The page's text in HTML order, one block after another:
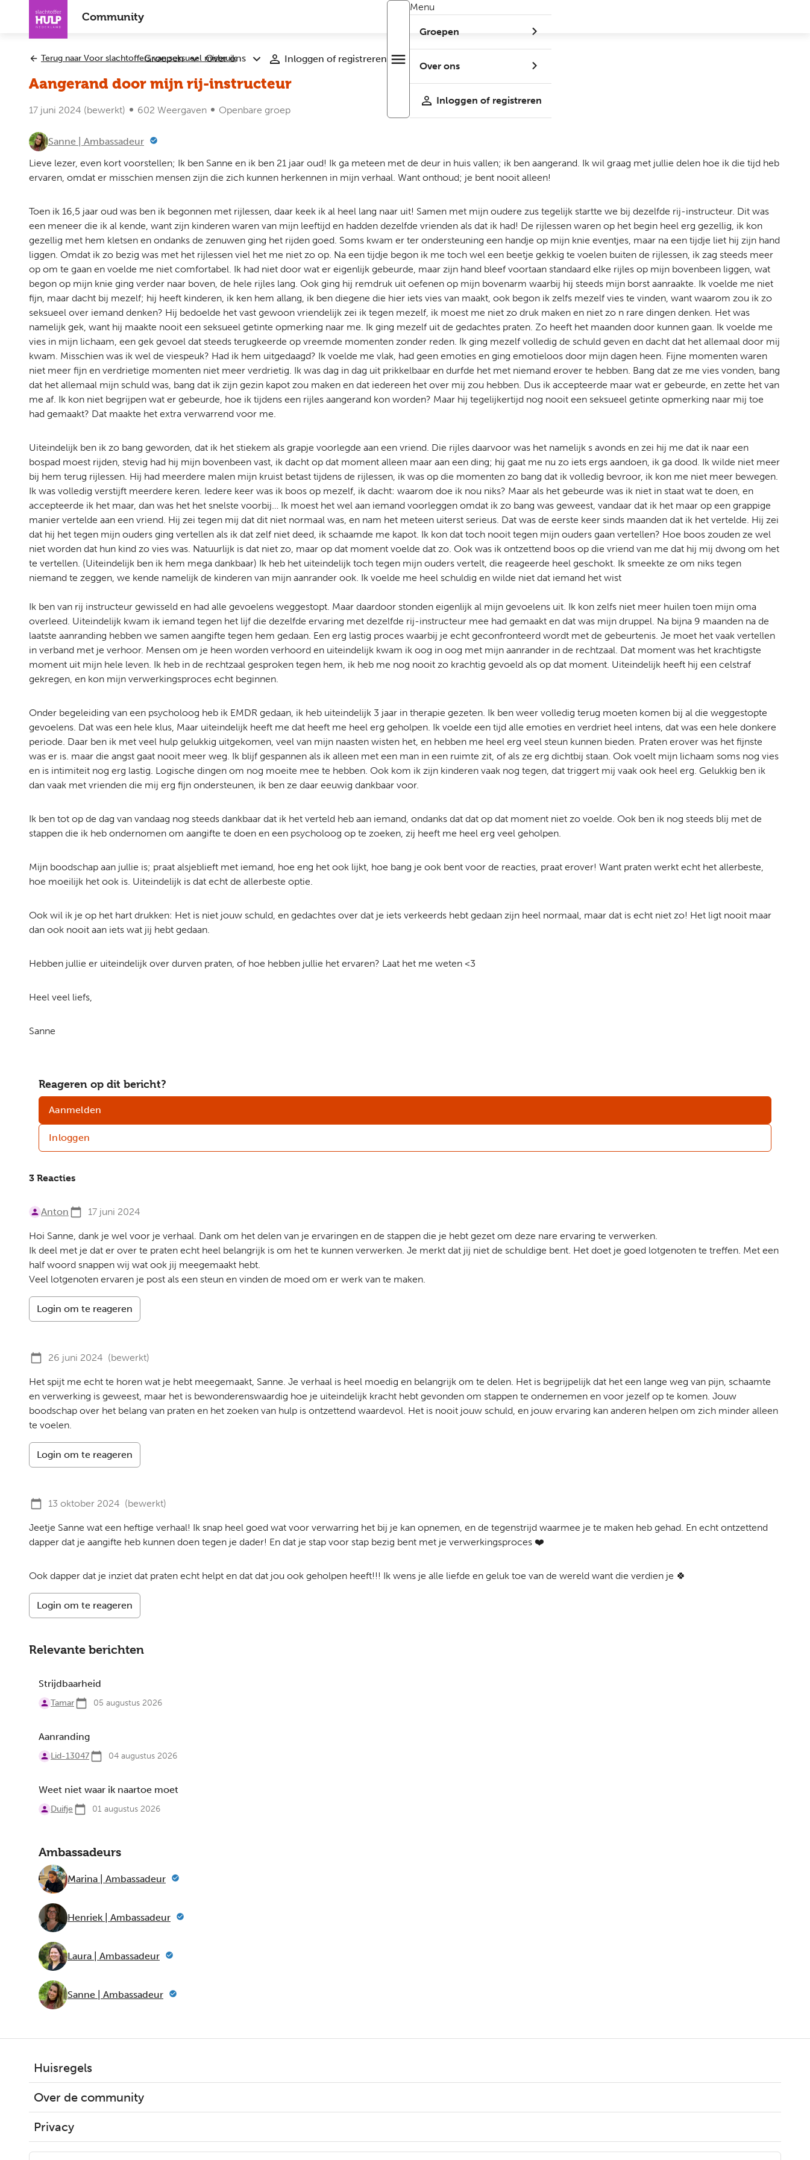
Overslaan
Community
Groepen Submenu
Over ons
Submenu
ons
Inloggen of registreren Open
Menu
Groepen
Groepen
Over ons
Over
Inloggen of registreren
Terug naar Voor slachtoffers van seksueel misbruik
Aangerand door mijn rij-instructeur
17 juni 2024 (bewerkt) 602 Weergaven Openbare groep
Sanne | Ambassadeur
Lieve lezer, even kort voorstellen; Ik ben Sanne en ik ben 21 jaar oud! Ik ga meteen met de deur in huis vallen; ik ben aangerand. Ik wil graag met jullie delen hoe ik die tijd heb
ervaren, omdat er misschien mensen zijn die zich kunnen herkennen in mijn verhaal. Want onthoud; je bent nooit alleen!
Toen ik 16,5 jaar oud was ben ik begonnen met rijlessen, daar keek ik al heel lang naar uit! Samen met mijn oudere zus tegelijk startte we bij dezelfde rij-instructeur. Dit was
een meneer die ik al kende, want zijn kinderen waren van mijn leeftijd en hadden dezelfde vrienden als dat ik had! De rijlessen waren op het begin heel erg gezellig, ik kon
gezellig met hem kletsen en ondanks de zenuwen ging het rijden goed. Soms kwam er ter ondersteuning een handje op mijn knie eventjes, maar na een tijdje liet hij zijn hand
liggen. Omdat ik zo bezig was met het rijlessen viel het me niet zo op. Na een tijdje begon ik me toch wel een beetje gekkig te voelen buiten de rijlessen, ik zag steeds meer
op om te gaan en voelde me niet comfortabel. Ik had niet door wat er eigenlijk gebeurde, maar zijn hand bleef voortaan standaard elke rijles op mijn bovenbeen liggen, wat
begon op mijn knie ging verder naar boven, de hele rijles lang. Ook ging hij remdruk uit oefenen op mijn bovenarm waarbij hij steeds mijn borst aanraakte. Ik voelde me niet
fijn, maar dacht bij mezelf; hij heeft kinderen, ik ken hem allang, ik ben diegene die hier iets vies van maakt, ook begon ik zelfs mezelf vies te vinden, want waarom zou ik zo
seksueel over iemand denken? Hij bedoelde het vast gewoon vriendelijk zei ik tegen mezelf, ik moest me niet zo druk maken en niet zo n rare dingen denken. Het was
namelijk gek, want hij maakte nooit een seksueel getinte opmerking naar me. Ik ging mezelf uit de gedachtes praten. Zo heeft het maanden door kunnen gaan. Ik voelde me
vies in mijn lichaam, een gek gevoel dat steeds terugkeerde op vreemde momenten zonder reden. Ik ging mezelf volledig de schuld geven en dacht dat het allemaal door mij
kwam. Misschien was ik wel de viespeuk? Had ik hem uitgedaagd? Ik voelde me vlak, had geen emoties en ging emotieloos door mijn dagen heen. Fijne momenten waren
niet meer fijn en verdrietige momenten niet meer verdrietig. Ik was dag in dag uit prikkelbaar en durfde het met niemand erover te hebben. Bang dat ze me vies vonden, bang
dat het allemaal mijn schuld was, bang dat ik zijn gezin kapot zou maken en dat iedereen het over mij zou hebben. Dus ik accepteerde maar wat er gebeurde, en zette het van
me af. Ik kon niet begrijpen wat er gebeurde, hoe ik tijdens een rijles aangerand kon worden? Maar hij tegelijkertijd nog nooit een seksueel getinte opmerking naar mij toe
had gemaakt? Dat maakte het extra verwarrend voor me.
Uiteindelijk ben ik zo bang geworden, dat ik het stiekem als grapje voorlegde aan een vriend. Die rijles daarvoor was het namelijk s avonds en zei hij me dat ik naar een
bospad moest rijden, stevig had hij mijn bovenbeen vast, ik dacht op dat moment alleen maar aan een ding; hij gaat me nu zo iets ergs aandoen, ik ga dood. Ik wilde niet meer
bij hem terug rijlessen. Hij had meerdere malen mijn kruist betast tijdens de rijlessen, ik was op die momenten zo bang dat ik volledig bevroor, ik kon me niet meer bewegen.
Ik was volledig verstijft meerdere keren. Iedere keer was ik boos op mezelf, ik dacht: waarom doe ik nou niks? Maar als het gebeurde was ik niet in staat wat te doen, en
accepteerde ik het maar, dan was het het snelste voorbij… Ik moest het wel aan iemand voorleggen omdat ik zo bang was geweest, vandaar dat ik het maar op een grappige
manier vertelde aan een vriend. Hij zei tegen mij dat dit niet normaal was, en nam het meteen uiterst serieus. Dat was de eerste keer sinds maanden dat ik het vertelde. Hij zei
dat hij het tegen mijn ouders ging vertellen als ik dat zelf niet deed, ik schaamde me kapot. Ik kon dat toch nooit tegen mijn ouders gaan vertellen? Hoe boos zouden ze wel
niet worden dat hun kind zo vies was. Natuurlijk is dat niet zo, maar op dat moment voelde dat zo. Ook was ik ontzettend boos op die vriend van me dat hij mij dwong om het
te vertellen. (Uiteindelijk ben ik hem mega dankbaar) Ik heb het uiteindelijk toch tegen mijn ouders vertelt, die reageerde heel geschokt. Ik smeekte ze om niks tegen
niemand te zeggen, we kende namelijk de kinderen van mijn aanrander ook. Ik voelde me heel schuldig en wilde niet dat iemand het wist
Ik ben van rij instructeur gewisseld en had alle gevoelens weggestopt. Maar daardoor stonden eigenlijk al mijn gevoelens uit. Ik kon zelfs niet meer huilen toen mijn oma
overleed. Uiteindelijk kwam ik iemand tegen het lijf die dezelfde ervaring met dezelfde rij-instructeur mee had gemaakt en dat was mijn druppel. Na bijna 9 maanden na de
laatste aanranding hebben we samen aangifte tegen hem gedaan. Een erg lastig proces waarbij je echt geconfronteerd wordt met de gebeurtenis. Je moet het vaak vertellen
in verband met je verhoor. Mensen om je heen worden verhoord en uiteindelijk kwam ik oog in oog met mijn aanrander in de rechtzaal. Dat moment was het krachtigste
moment uit mijn hele leven. Ik heb in de rechtzaal gesproken tegen hem, ik heb me nog nooit zo krachtig gevoeld als op dat moment. Uiteindelijk heeft hij een celstraf
gekregen, en kon mijn verwerkingsproces echt beginnen.
Onder begeleiding van een psycholoog heb ik EMDR gedaan, ik heb uiteindelijk 3 jaar in therapie gezeten. Ik ben weer volledig terug moeten komen bij al die weggestopte
gevoelens. Dat was een hele klus, Maar uiteindelijk heeft me dat heeft me heel erg geholpen. Ik voelde een tijd alle emoties en verdriet heel intens, dat was een hele donkere
periode. Daar ben ik met veel hulp gelukkig uitgekomen, veel van mijn naasten wisten het, en hebben me heel erg veel steun kunnen bieden. Praten erover was het fijnste
was er is. maar die angst gaat nooit meer weg. Ik blijf gespannen als ik alleen met een man in een ruimte zit, of als ze erg dichtbij staan. Ook voelt mijn lichaam soms nog vies
en is intimiteit nog erg lastig. Logische dingen om nog moeite mee te hebben. Ook kom ik zijn kinderen vaak nog tegen, dat triggert mij vaak ook heel erg. Gelukkig ben ik
dan vaak met vrienden die mij erg fijn ondersteunen, ik ben ze daar eeuwig dankbaar voor.
Ik ben tot op de dag van vandaag nog steeds dankbaar dat ik het verteld heb aan iemand, ondanks dat dat op dat moment niet zo voelde. Ook ben ik nog steeds blij met de
stappen die ik heb ondernomen om aangifte te doen en een psycholoog op te zoeken, zij heeft me heel erg veel geholpen.
Mijn boodschap aan jullie is; praat alsjeblieft met iemand, hoe eng het ook lijkt, hoe bang je ook bent voor de reacties, praat erover! Want praten werkt echt het allerbeste,
hoe moeilijk het ook is. Uiteindelijk is dat echt de allerbeste optie.
Ook wil ik je op het hart drukken: Het is niet jouw schuld, en gedachtes over dat je iets verkeerds hebt gedaan zijn heel normaal, maar dat is echt niet zo! Het ligt nooit maar
dan ook nooit aan iets wat jij hebt gedaan.
Hebben jullie er uiteindelijk over durven praten, of hoe hebben jullie het ervaren? Laat het me weten <3
Heel veel liefs,
Sanne
Reageren op dit bericht?
Aanmelden
Inloggen
3 Reacties
Anton 17 juni 2024
Hoi Sanne, dank je wel voor je verhaal. Dank om het delen van je ervaringen en de stappen die je hebt gezet om deze nare ervaring te verwerken.
Ik deel met je dat er over te praten echt heel belangrijk is om het te kunnen verwerken. Je merkt dat jij niet de schuldige bent. Het doet je goed lotgenoten te treffen. Met een
half woord snappen wij wat ook jij meegemaakt hebt.
Veel lotgenoten ervaren je post als een steun en vinden de moed om er werk van te maken.
Login om te reageren
26 juni 2024 (bewerkt)
Het spijt me echt te horen wat je hebt meegemaakt, Sanne. Je verhaal is heel moedig en belangrijk om te delen. Het is begrijpelijk dat het een lange weg van pijn, schaamte
en verwerking is geweest, maar het is bewonderenswaardig hoe je uiteindelijk kracht hebt gevonden om stappen te ondernemen en voor jezelf op te komen. Jouw
boodschap over het belang van praten en het zoeken van hulp is ontzettend waardevol. Het is nooit jouw schuld, en jouw ervaring kan anderen helpen om zich minder alleen
te voelen.
Login om te reageren
13 oktober 2024 (bewerkt)
Jeetje Sanne wat een heftige verhaal! Ik snap heel goed wat voor verwarring het bij je kan opnemen, en de tegenstrijd waarmee je te maken heb gehad. En echt ontzettend
dapper dat je aangifte heb kunnen doen tegen je dader! En dat je stap voor stap bezig bent met je verwerkingsproces ❤️
Ook dapper dat je inziet dat praten echt helpt en dat dat jou ook geholpen heeft!!! Ik wens je alle liefde en geluk toe van de wereld want die verdien je 🍀
Login om te reageren
Relevante berichten
Strijdbaarheid
Tamar 05 augustus 2026
Aanranding
Lid-13047 04 augustus 2026
Weet niet waar ik naartoe moet
Duifje 01 augustus 2026
Ambassadeurs
Marina | Ambassadeur
Henriek | Ambassadeur
Laura | Ambassadeur
Sanne | Ambassadeur
Huisregels
Over de community
Privacy